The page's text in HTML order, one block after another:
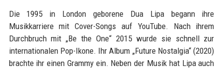
Die 1995 in London geborene Dua Lipa begann ihre
Musikkarriere mit Cover-Songs auf YouTube. Nach ihrem
Durchbruch mit „Be the One“ 2015 wurde sie schnell zur
internationalen Pop-Ikone. Ihr Album „Future Nostalgia“ (2020)
brachte ihr einen Grammy ein. Neben der Musik hat Lipa auch